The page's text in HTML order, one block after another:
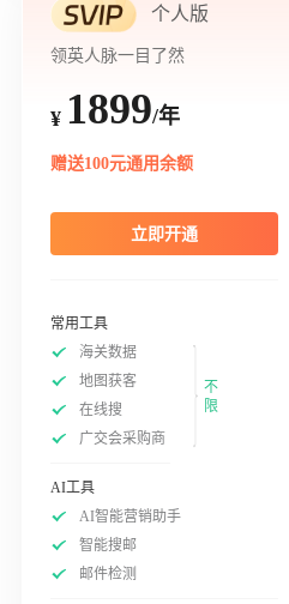
个人版
领英人脉一目了然
¥ 1899/年
赠送100元通用余额
立即开通
常用工具
海关数据
地图获客
在线搜
广交会采购商
不
限
AI工具
AI智能营销助手
智能搜邮
邮件检测